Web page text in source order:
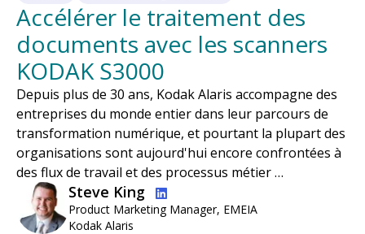
Accélérer le traitement des
documents avec les scanners
KODAK S3000
Depuis plus de 30 ans, Kodak Alaris accompagne des
entreprises du monde entier dans leur parcours de
transformation numérique, et pourtant la plupart des
organisations sont aujourd'hui encore confrontées à
des flux de travail et des processus métier …
Image
Steve King
Product Marketing Manager, EMEIA
Kodak Alaris